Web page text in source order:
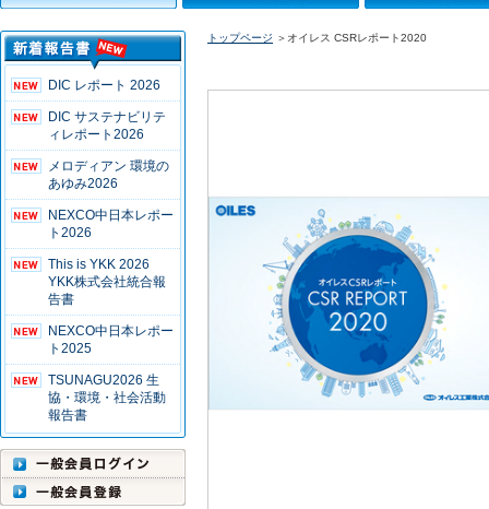
DIC レポート 2026
DIC サステナビリテ
ィレポート2026
メロディアン 環境の
あゆみ2026
NEXCO中日本レポー
ト2026
This is YKK 2026
YKK株式会社統合報
告書
NEXCO中日本レポー
ト2025
TSUNAGU2026 生
協・環境・社会活動
報告書
トップページ ＞オイレス CSRレポート2020